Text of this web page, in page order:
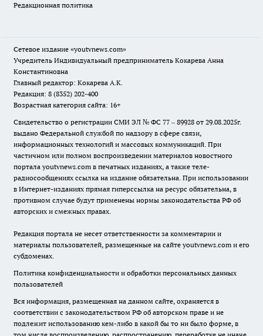
Редакционная политика
Сетевое издание «youtvnews.com»
Учредитель Индивидуальный предприниматель Кокарева Анна
Константиновна
Главный редактор: Кокарева А.К.
Редакция: 8 (8352) 202-400
Возрастная категория сайта: 16+
Свидетельство о регистрации СМИ ЭЛ № ФС 77 – 89928 от 29.08.2025г.
выдано Федеральной службой по надзору в сфере связи,
информационных технологий и массовых коммуникаций. При
частичном или полном воспроизведении материалов новостного
портала youtvnews.com в печатных изданиях, а также теле-
радиосообщениях ссылка на издание обязательна. При использовании
в Интернет-изданиях прямая гиперссылка на ресурс обязательна, в
противном случае будут применены нормы законодательства РФ об
авторских и смежных правах.
Редакция портала не несет ответственности за комментарии и
материалы пользователей, размещенные на сайте youtvnews.com и его
субдоменах.
Политика конфиденциальности и обработки персональных данных
пользователей
Вся информация, размещенная на данном сайте, охраняется в
соответствии с законодательством РФ об авторском праве и не
подлежит использованию кем-либо в какой бы то ни было форме, в